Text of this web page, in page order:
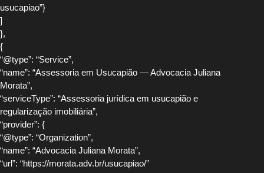
usucapiao”}
]
},
{
“@type”: “Service”,
“name”: “Assessoria em Usucapião — Advocacia Juliana
Morata”,
“serviceType”: “Assessoria jurídica em usucapião e
regularização imobiliária”,
“provider”: {
“@type”: “Organization”,
“name”: “Advocacia Juliana Morata”,
“url”: “https://morata.adv.br/usucapiao/”